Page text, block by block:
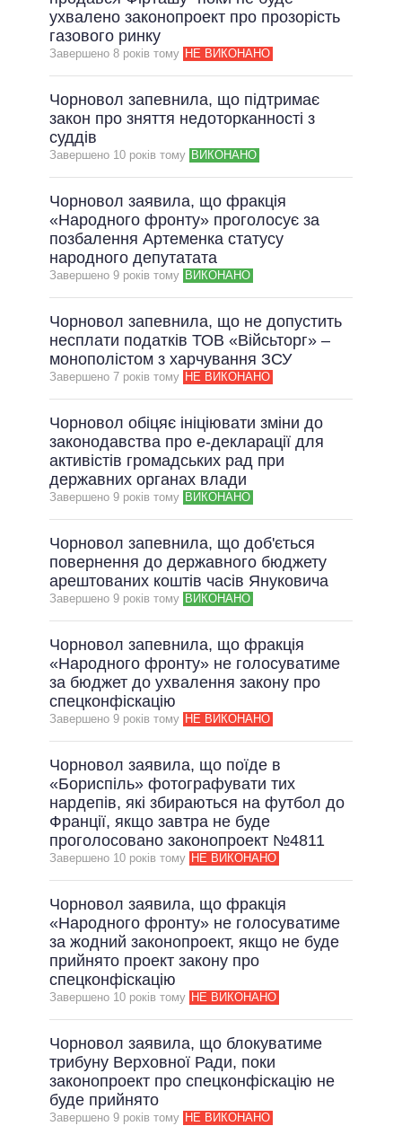
ВСІ ОБІЦЯНКИ
АРХІВНІ ОБІЦЯНКИ
ухвалено законопроект про прозорість
газового ринку
Завершено 8 рокiв тому НЕ ВИКОНАНО
Чорновол запевнила, що підтримає
закон про зняття недоторканності з
суддів
Завершено 10 рокiв тому ВИКОНАНО
Чорновол заявила, що фракція
«Народного фронту» проголосує за
позбалення Артеменка статусу
народного депутатата
Завершено 9 рокiв тому ВИКОНАНО
Чорновол запевнила, що не допустить
несплати податків ТОВ «Війсьторг» –
монополістом з харчування ЗСУ
Завершено 7 рокiв тому НЕ ВИКОНАНО
Чорновол обіцяє ініціювати зміни до
законодавства про е-декларації для
активістів громадських рад при
державних органах влади
Завершено 9 рокiв тому ВИКОНАНО
Чорновол запевнила, що доб'ється
повернення до державного бюджету
арештованих коштів часів Януковича
Завершено 9 рокiв тому ВИКОНАНО
Чорновол запевнила, що фракція
«Народного фронту» не голосуватиме
за бюджет до ухвалення закону про
спецконфіскацію
Завершено 9 рокiв тому НЕ ВИКОНАНО
Чорновол заявила, що поїде в
«Бориспіль» фотографувати тих
нардепів, які збираються на футбол до
Франції, якщо завтра не буде
проголосовано законопроект №4811
Завершено 10 рокiв тому НЕ ВИКОНАНО
Чорновол заявила, що фракція
«Народного фронту» не голосуватиме
за жодний законопроект, якщо не буде
прийнято проект закону про
спецконфіскацію
Завершено 10 рокiв тому НЕ ВИКОНАНО
Чорновол заявила, що блокуватиме
трибуну Верховної Ради, поки
законопроект про спецконфіскацію не
буде прийнято
Завершено 9 рокiв тому НЕ ВИКОНАНО